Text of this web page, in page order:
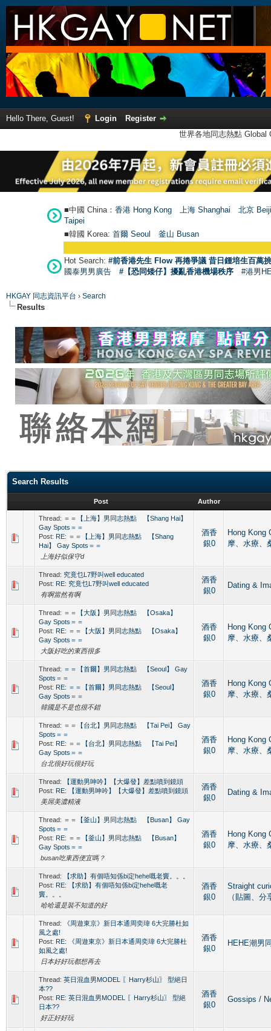
Hello There, Guest! Login
Register
世界各地同志熱點
■中國 China： 香港 Hong Kong 上海 Shanghai
北京
Taipei
■韓國 Korea: 首爾 Seoul 釜山 Busan
Hot Search: #前香港先生 Flow 再捲爭議 昔日鍾培生百萬
國泰男男廣告
#【恐同矮仔】擾亂香港機場秩序 #港男
HKGAY 同志資訊平台 › Search
Results
Search Results
Post Author
Thread: ＝＝【上海】男同志熱點 【Shang Hai】
Gay Spots＝＝
Post: RE: ＝＝【上海】男同志熱點 【Shang
Hai】 Gay Spots＝＝
上海好似保守d
酒香
銀0
Hong Kong
摩、水療、
Thread: 究竟乜L7野叫well educated
Post: RE: 究竟乜L7野叫well educated
有啊當然有啊
酒香
銀0
Dating &
Thread: ＝＝【大阪】男同志熱點 【Osaka】
Gay Spots＝＝
Post: RE: ＝＝【大阪】男同志熱點 【Osaka】
Gay Spots＝＝
大阪好吃的東西很多
酒香
銀0
Hong Kong
摩、水療、
Thread: ＝＝【首爾】男同志熱點 【Seoul】 Gay
Spots＝＝
Post: RE: ＝＝【首爾】男同志熱點 【Seoul】
Gay Spots＝＝
韓國是不是也很不錯
酒香
銀0
Hong Kong
摩、水療、
Thread: ＝＝【台北】男同志熱點 【Tai Pei】 Gay
Spots＝＝
Post: RE: ＝＝【台北】男同志熱點 【Tai Pei】
Gay Spots＝＝
台北很好玩很好玩
酒香
銀0
Hong Kong
摩、水療、
Thread:
【運動男呻吟】【大爆發】差點噴到鏡頭
Post: RE: 【運動男呻吟】【大爆發】差點噴到鏡頭
美屌美濃精液
酒香
銀0
Dating &
Thread: ＝＝【釜山】男同志熱點 【Busan】 Gay
Spots＝＝
Post: RE: ＝＝【釜山】男同志熱點 【Busan】
Gay Spots＝＝
busan吃東西便宜嗎？
酒香
銀0
Hong Kong
摩、水療、
Thread:
【求助】有個唔知係bi定hehe嘅老竇。。。
Post: RE: 【求助】有個唔知係bi定hehe嘅老
竇。。。
哈哈還是裝不知道的好
酒香
銀0
Straight
（貼圖、分
Thread:
《周遊東京》新日本通周奕瑋 6大完勝杜如
風之處!
Post: RE: 《周遊東京》新日本通周奕瑋 6大完勝杜
如風之處!
日本好好玩都想再去
酒香
銀0
HEHE潮男
Thread: 英日混血男MODEL 〖Harry杉山〗 型絕日
本??
Post: RE: 英日混血男MODEL 〖Harry杉山〗 型絕
日本??
好正好好玩
酒香
銀0
Gossips /